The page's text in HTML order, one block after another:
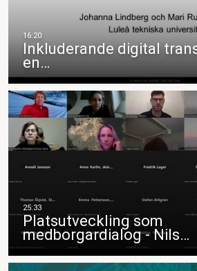
Inkluderande digital
en…
Platsutveckling som
medborgardialog - Nils…